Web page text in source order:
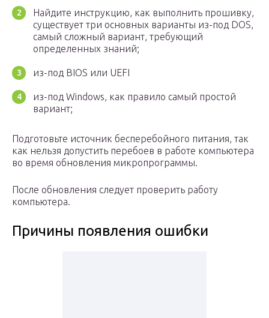
Найдите инструкцию, как выполнить прошивку,
существует три основных варианты из-под DOS,
самый сложный вариант, требующий
определенных знаний;
из-под BIOS или UEFI
из-под Windows, как правило самый простой
вариант;
Подготовьте источник бесперебойного питания, так
как нельзя допустить перебоев в работе компьютера
во время обновления микропрограммы.
После обновления следует проверить работу
компьютера.
Причины появления ошибки